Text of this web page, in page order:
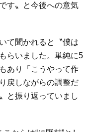
す〟と今後への意気
て聞かれると〝僕は
らいました。単純に5
あり「こうやって作
戻しながらの調整だ
と振り返っていまし